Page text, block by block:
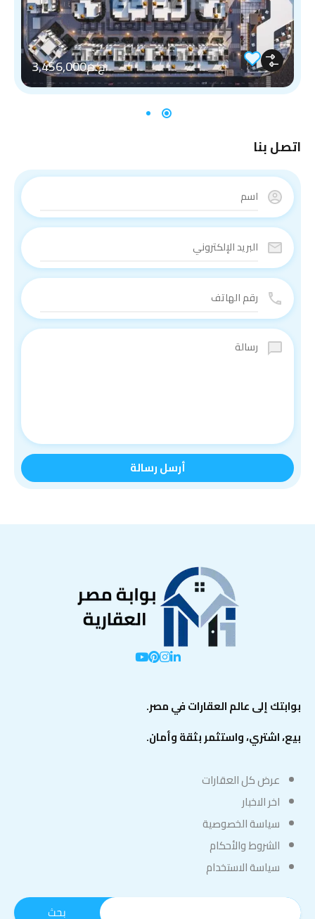
ج.م3,456,000
اتصل بنا
بوابتك إلى عالم العقارات في مصر.
بيع، اشتري، واستثمر بثقة وأمان.
عرض كل العقارات
اخر الاخبار
سياسة الخصوصية
الشروط والأحكام
سياسة الاستخدام